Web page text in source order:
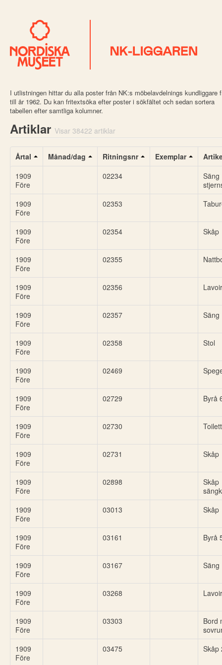
I utlistningen hittar du alla poster från NK:s möbelavdelnings kundliggare
till år 1962. Du kan fritextsöka efter poster i sökfältet och sedan sortera
tabellen efter samtliga kolumner.
Artiklar Visar 38422 artiklar
Årtal Månad/dag Ritningsnr Exemplar
1909
Före
02234
Säng
1909
Före
02353
1909
Före
02354 Skåp
1909
Före
02355
1909
Före
02356
1909
Före
02357 Säng
1909
Före
02358 Stol
1909
Före
02469
1909
Före
02729 Byrå
1909
Före
02730
1909
Före
02731 Skåp
1909
Före
02898
Skåp
1909
Före
03013 Skåp
1909
Före
03161 Byrå
1909
Före
03167 Säng
1909
Före
03268
1909
Före
03303
Bord
1909
Före
03475 Skåp